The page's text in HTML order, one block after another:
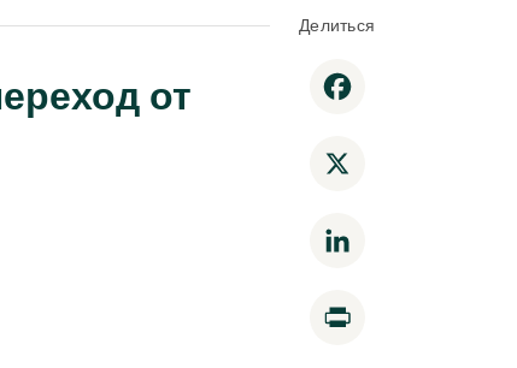
от
Делиться
Facebook